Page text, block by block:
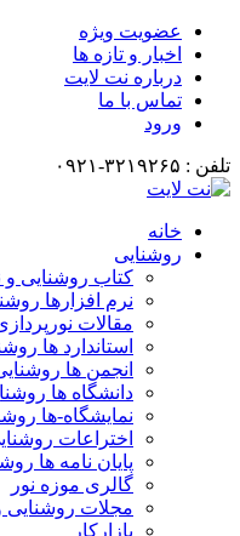
عضویت ویژه
اخبار و تازه ها
درباره نت لایت
تماس با ما
ورود
تلفن : ۳۲۱۹۲۶۵-۰۹۲۱
خانه
روشنایی
کتاب روشنایی و
نرم افزارها
مقالات
استاندارد ها
انجمن ها
دانشگاه ها
نمایشگاه-ها
اختراعات
پایان نامه ها
گالری موزه نور
مجلات روشنایی
بازارکار